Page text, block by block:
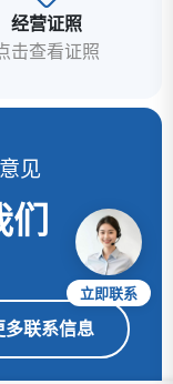
经营证照
击查看证照
见
们
多联系信息
立即联系